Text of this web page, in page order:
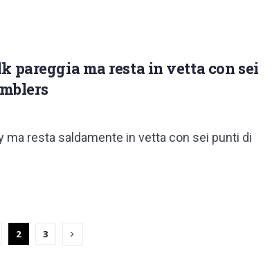
pareggia ma resta in vetta con sei
ma resta saldamente in vetta con sei punti di
2 3